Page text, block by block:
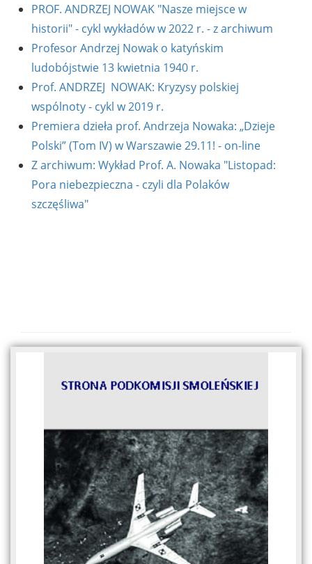
PROF. ANDRZEJ NOWAK "Nasze miejsce w
historii" - cykl wykładów w 2022 r. - z archiwum
Profesor Andrzej Nowak o katyńskim
ludobójstwie 13 kwietnia 1940 r.
Prof. ANDRZEJ NOWAK: Kryzysy polskiej
wspólnoty - cykl w 2019 r.
Premiera dzieła prof. Andrzeja Nowaka: „Dzieje
Polski” (Tom IV) w Warszawie 29.11! - on-line
Z archiwum: Wykład Prof. A. Nowaka "Listopad:
Pora niebezpieczna - czyli dla Polaków
szczęśliwa"